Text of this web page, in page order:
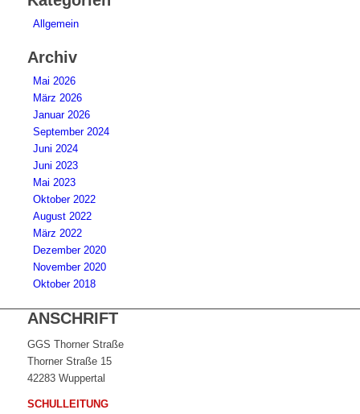
Allgemein
Archiv
Mai 2026
März 2026
Januar 2026
September 2024
Juni 2024
Juni 2023
Mai 2023
Oktober 2022
August 2022
März 2022
Dezember 2020
November 2020
Oktober 2018
ANSCHRIFT
GGS Thorner Straße
Thorner Straße 15
42283 Wuppertal
SCHULLEITUNG